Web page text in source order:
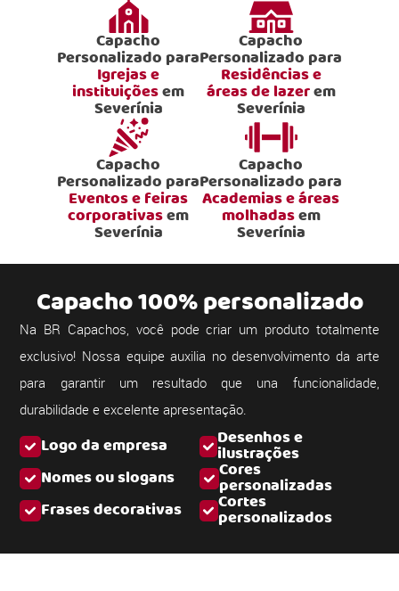
Capacho
Personalizado para
Igrejas e
instituiçõesem
Severínia
Capacho
Personalizado para
Residências e
áreas de lazerem
Severínia
Capacho
Personalizado para
Eventos e feiras
corporativasem
Severínia
Capacho
Personalizado para
Academias e áreas
molhadasem
Severínia
Logo da empresa Desenhos e
ilustrações
Nomes ou slogans
Cores
personalizadas
Frases decorativas
Cortes
personalizados
Capacho 100% personalizado
Na BR Capachos, você pode criar um produto totalmente
exclusivo! Nossa equipe auxilia no desenvolvimento da arte
para garantir um resultado que una funcionalidade,
durabilidade e excelente apresentação.